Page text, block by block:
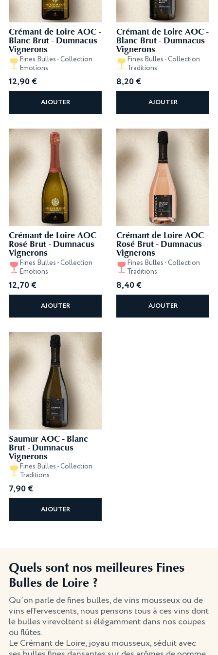
Crémant de Loire AOC -
Blanc Brut - Dumnacus
Vignerons
Fines Bulles - Collection
Emotions
12,90€
AJOUTER
Crémant de Loire AOC -
Blanc Brut - Dumnacus
Vignerons
Fines Bulles - Collection
Traditions
8,20€
AJOUTER
Crémant de Loire AOC -
Rosé Brut - Dumnacus
Vignerons
Fines Bulles - Collection
Emotions
12,70€
AJOUTER
Crémant de Loire AOC -
Rosé Brut - Dumnacus
Vignerons
Fines Bulles - Collection
Traditions
8,40€
AJOUTER
Saumur AOC - Blanc
Brut - Dumnacus
Vignerons
Fines Bulles - Collection
Traditions
7,90€
AJOUTER
Quels sont nos meilleures Fines
Bulles de Loire ?
Qu’on parle de fines bulles, de vins mousseux ou de
vins effervescents, nous pensons tous à ces vins dont
le bulles virevoltent si élégamment dans nos coupes
ou flûtes.
LeCrémant de Loire, joyau mousseux, séduit avec